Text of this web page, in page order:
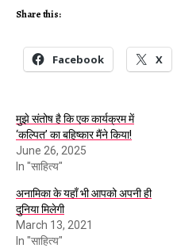
Share this:
Facebook X
मुझे संतोष है कि एक कार्यक्रम में
‘कल्पित’ का बहिष्कार मैंने किया!
June 26, 2025
In "साहित्य"
अनामिका के यहाँ भी आपको अपनी ही
दुनिया मिलेगी
March 13, 2021
In "साहित्य"